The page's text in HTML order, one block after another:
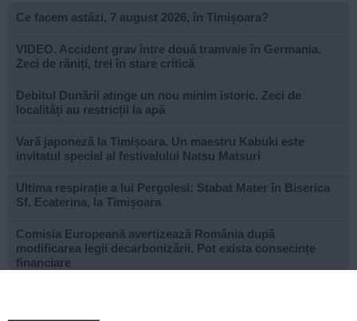
Ce facem astăzi, 7 august 2026, în Timișoara?
VIDEO. Accident grav între două tramvaie în Germania.
Zeci de răniți, trei în stare critică
Debitul Dunării atinge un nou minim istoric. Zeci de
localități au restricții la apă
Vară japoneză la Timișoara. Un maestru Kabuki este
invitatul special al festivalului Natsu Matsuri
Ultima respirație a lui Pergolesi: Stabat Mater în Biserica
Sf. Ecaterina, la Timișoara
Comisia Europeană avertizează România după
modificarea legii decarbonizării. Pot exista consecințe
financiare